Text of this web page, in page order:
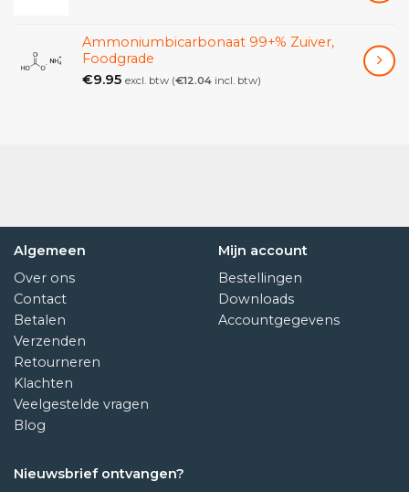
Bijzonder vlakke constructie.
Werkbeschermhoes bij de levering inbegrepen.
Ammoniumbicarbonaat 99+% Zuiver,
Foodgrade
€9.95 excl. btw (€12.04 incl. btw)
Algemeen
Over ons
Contact
Betalen
Verzenden
Retourneren
Klachten
Veelgestelde vragen
Blog
Mijn account
Bestellingen
Downloads
Accountgegevens
Nieuwsbrief ontvangen?